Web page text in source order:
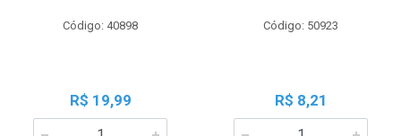
Código: 40898
R$ 19,99
Código: 50923
R$ 8,21